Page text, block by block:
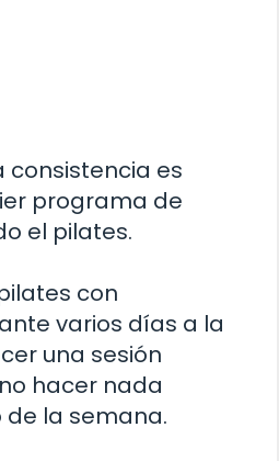
consistencia es
programa de
el pilates.
con
varios días a la
una sesión
hacer nada
la semana.